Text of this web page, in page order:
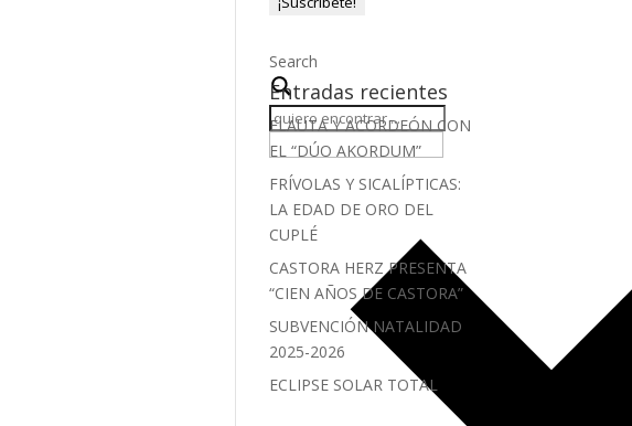
Search
Entradas recientes
FLAUTA Y ACORDEÓN CON
EL “DÚO AKORDUM”
FRÍVOLAS Y SICALÍPTICAS:
LA EDAD DE ORO DEL
CUPLÉ
CASTORA HERZ PRESENTA
“CIEN AÑOS DE CASTORA”
SUBVENCIÓN NATALIDAD
2025-2026
ECLIPSE SOLAR TOTAL